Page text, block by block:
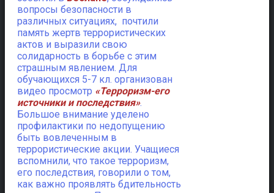
вопросы безопасности в
различных ситуациях, почтили
память жертв террористических
актов и выразили свою
солидарность в борьбе с этим
страшным явлением. Для
обучающихся 5-7 кл. организован
видео просмотр «Терроризм-его
источники и последствия».
Большое внимание уделено
профилактики по недопущению
быть вовлеченным в
террористические акции. Учащиеся
вспомнили, что такое терроризм,
его последствия, говорили о том,
как важно проявлять бдительность